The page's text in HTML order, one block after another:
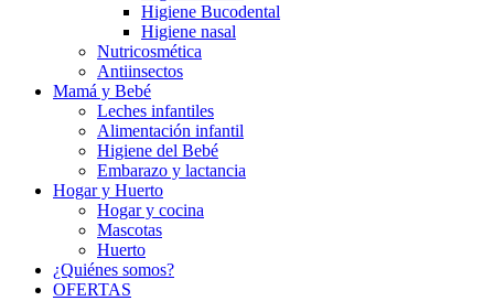
Higiene Bucodental
Higiene nasal
Nutricosmética
Antiinsectos
Mamá y Bebé
Leches infantiles
Alimentación infantil
Higiene del Bebé
Embarazo y lactancia
Hogar y Huerto
Hogar y cocina
Mascotas
Huerto
¿Quiénes somos?
OFERTAS